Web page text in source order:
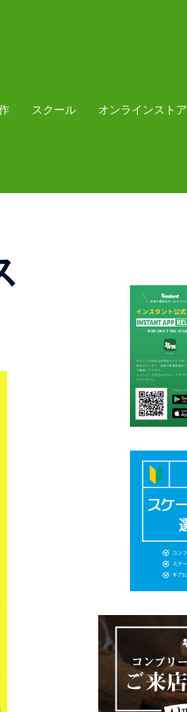
スクール オンラインストア